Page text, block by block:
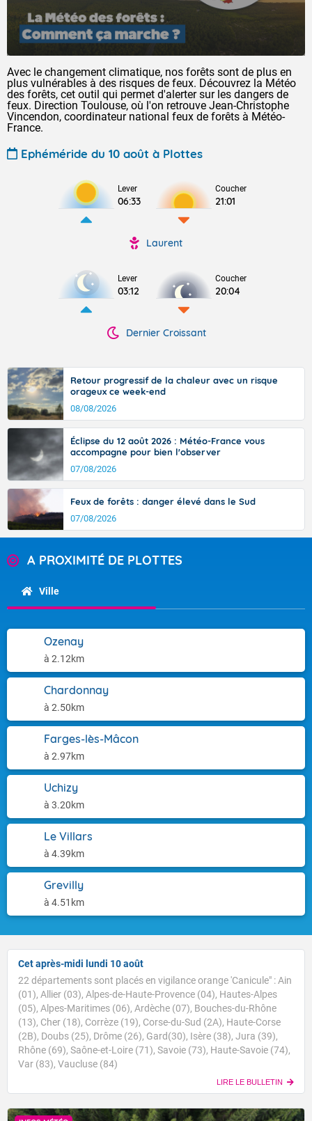
Avec le changement climatique, nos forêts sont de plus en
plus vulnérables à des risques de feux. Découvrez la Météo
des forêts, cet outil qui permet d'alerter sur les dangers de
feux. Direction Toulouse, où l'on retrouve Jean-Christophe
Vincendon, coordinateur national feux de forêts à Météo-
France.
Ephéméride du 10 août à Plottes
Lever
06:33
Coucher
21:01
Laurent
Lever
03:12
Coucher
20:04
Dernier Croissant
Retour progressif de la chaleur avec un risque
orageux ce week-end
08/08/2026
Éclipse du 12 août 2026 : Météo-France vous
accompagne pour bien l'observer
07/08/2026
Feux de forêts : danger élevé dans le Sud
07/08/2026
A PROXIMITÉ DE PLOTTES
Ville
Ozenay
à 2.12km
Chardonnay
à 2.50km
Farges-lès-Mâcon
à 2.97km
Uchizy
à 3.20km
Le Villars
à 4.39km
Grevilly
à 4.51km
Cet après-midi lundi 10 août
22 départements sont placés en vigilance orange 'Canicule" : Ain
(01), Allier (03), Alpes-de-Haute-Provence (04), Hautes-Alpes
(05), Alpes-Maritimes (06), Ardèche (07), Bouches-du-Rhône
(13), Cher (18), Corrèze (19), Corse-du-Sud (2A), Haute-Corse
(2B), Doubs (25), Drôme (26), Gard(30), Isère (38), Jura (39),
Rhône (69), Saône-et-Loire (71), Savoie (73), Haute-Savoie (74),
Var (83), Vaucluse (84)
LIRE LE BULLETIN